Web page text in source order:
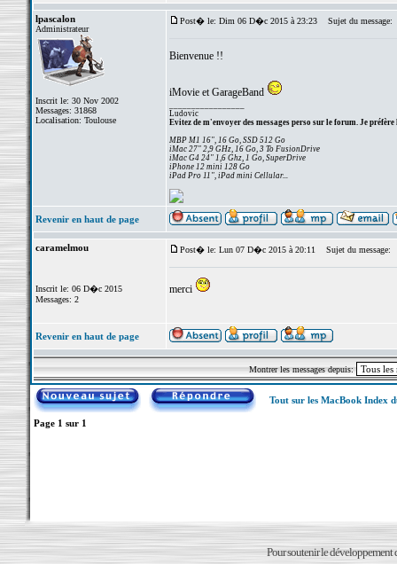
lpascalon
Administrateur
Inscrit le: 30 Nov 2002
Messages: 31868
Localisation: Toulouse
Post� le: Dim 06 D�c 2015 à 23:23 Sujet du message:
Bienvenue !!
iMovie et GarageBand
Ludovic
Evitez de m'envoyer des messages perso sur le forum. Je préfère
MBP M1 16", 16 Go, SSD 512 Go
iMac 27" 2,9 GHz, 16 Go, 3 To FusionDrive
iMac G4 24" 1,6 Ghz, 1 Go, SuperDrive
iPhone 12 mini 128 Go
iPad Pro 11", iPad mini Cellular...
Revenir en haut de page
caramelmou
Inscrit le: 06 D�c 2015
Messages: 2
Post� le: Lun 07 D�c 2015 à 20:11 Sujet du message:
merci
Revenir en haut de page
Montrer les messages depuis:
Tout sur les MacBook Index
Page 1 sur 1
Pour soutenir le développement